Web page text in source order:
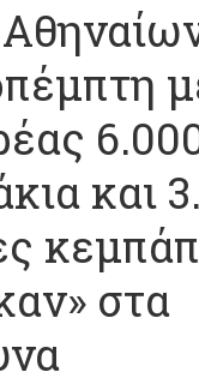
και
κεμπάπ
στα